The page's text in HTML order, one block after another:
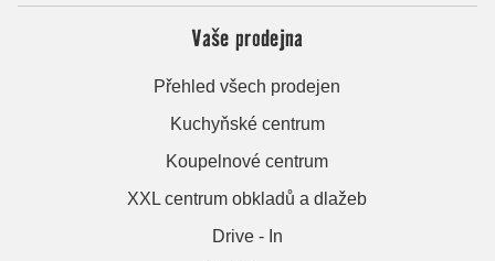
Vaše prodejna
Přehled všech prodejen
Kuchyňské centrum
Koupelnové centrum
XXL centrum obkladů a dlažeb
Drive - In